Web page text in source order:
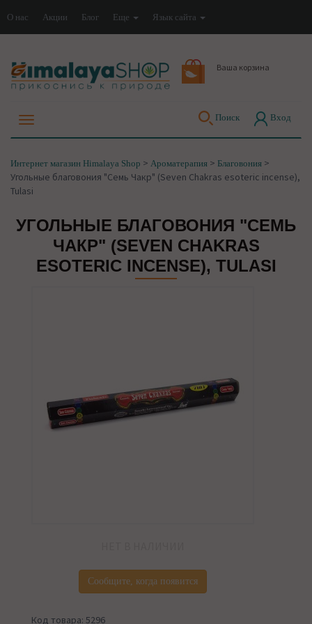
О нас Акции Блог Еще Язык сайта
Ваша корзина
Поиск Вход
Интернет магазин Himalaya Shop > Ароматерапия > Благовония >
Угольные благовония "Семь Чакр" (Seven Chakras esoteric incense),
Tulasi
УГОЛЬНЫЕ БЛАГОВОНИЯ "СЕМЬ
ЧАКР" (SEVEN CHAKRAS
ESOTERIC INCENSE), TULASI
Сообщите, когда появится
Код товара: 5296